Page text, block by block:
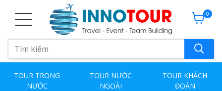
0
TOUR TRONG
NƯỚC
TOUR NƯỚC
NGOÀI
TOUR KHÁCH
ĐOÀN